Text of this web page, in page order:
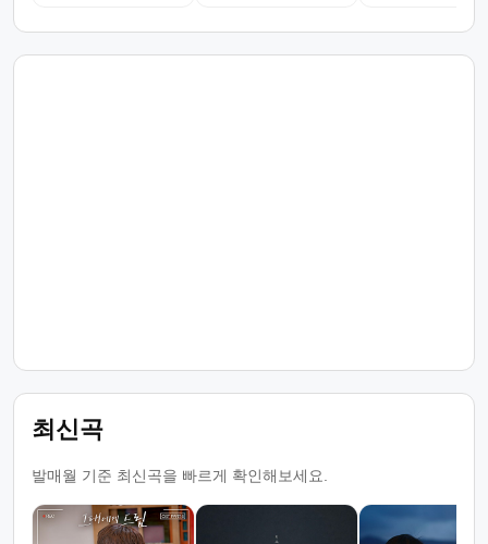
최신곡
발매월 기준 최신곡을 빠르게 확인해보세요.